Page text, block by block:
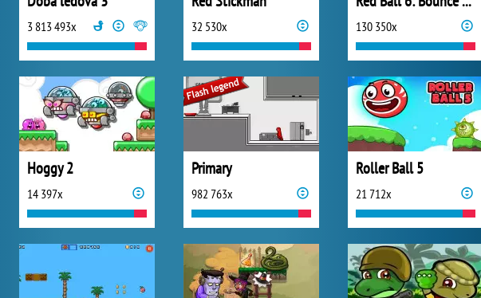
3 813 493x 32 530x 130 350x
Hoggy 2
14 397x
Primary
982 763x
Roller Ball 5
21 712x